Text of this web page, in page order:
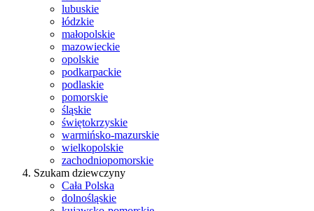
lubuskie
łódzkie
małopolskie
mazowieckie
opolskie
podkarpackie
podlaskie
pomorskie
śląskie
świętokrzyskie
warmińsko-mazurskie
wielkopolskie
zachodniopomorskie
Szukam dziewczyny
Cała Polska
dolnośląskie